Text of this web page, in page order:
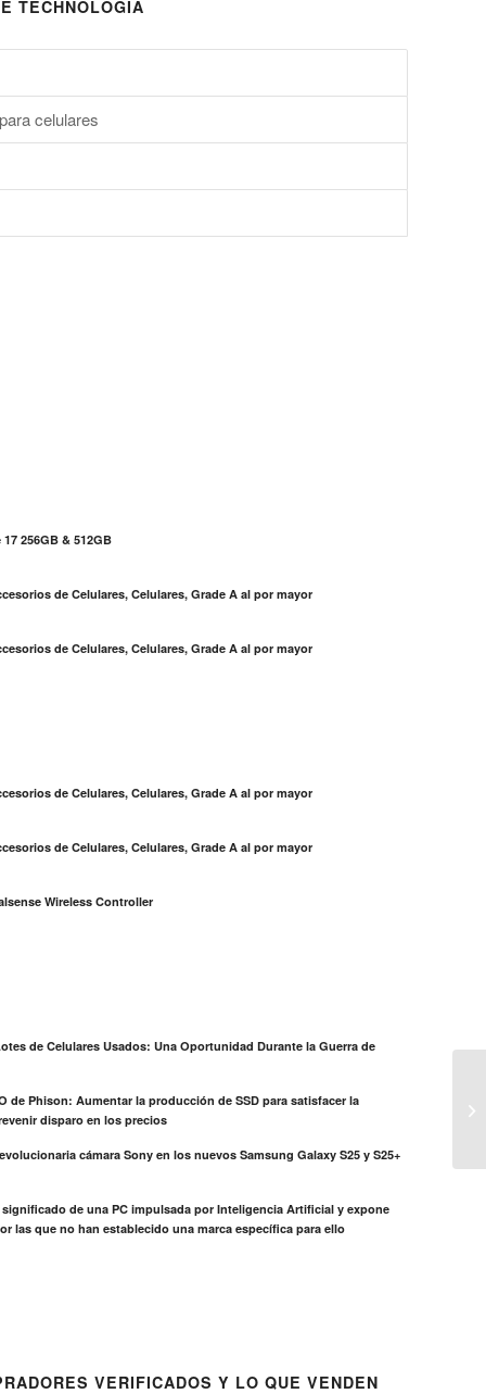
TECHNOLOGIA
celulares
256GB & 512GB
de Celulares, Celulares, Grade A al por mayor
de Celulares, Celulares, Grade A al por mayor
de Celulares, Celulares, Grade A al por mayor
de Celulares, Celulares, Grade A al por mayor
Wireless Controller
de Celulares Usados: Una Oportunidad Durante la Guerra de
de Phison: Aumentar la producción de SSD para satisfacer la
disparo en los precios
cámara Sony en los nuevos Samsung Galaxy S25 y S25+
significado de una PC impulsada por Inteligencia Artificial y expone
las que no han establecido una marca específica para ello
VERIFICADOS Y LO QUE VENDEN